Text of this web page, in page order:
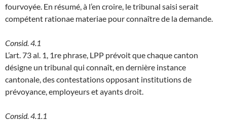
fourvoyée. En résumé, à l’en croire, le tribunal saisi serait
compétent rationae materiae pour connaître de la demande.
Consid. 4.1
L’art. 73 al. 1, 1re phrase, LPP prévoit que chaque canton
désigne un tribunal qui connaît, en dernière instance
cantonale, des contestations opposant institutions de
prévoyance, employeurs et ayants droit.
Consid. 4.1.1